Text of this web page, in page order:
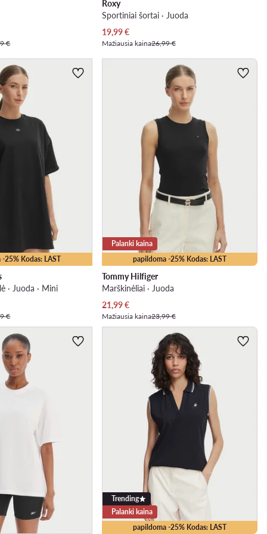
€
Roxy
Sportiniai šortai · Juoda
Dabartinė kaina
19,99€
Mažiausia kaina26,99 €
25% Kodas: LAST
· Juoda · Mini
€
papildoma -25% Kodas: LAST
Palanki kaina
Tommy Hilfiger
Marškinėliai · Juoda
Dabartinė kaina
21,99€
Mažiausia kaina23,99 €
papildoma -25% Kodas: LAST
Trending
Palanki kaina